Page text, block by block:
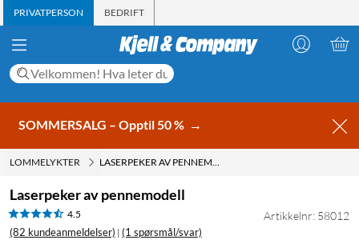
PRIVATPERSON BEDRIFT
SOMMERSALG – Opptil 50 % →
LOMMELYKTER LASERPEKER AV PENNEMODELL
Laserpeker av pennemodell
4.5
(82 kundeanmeldelser) | (1 spørsmål/svar)
Artikkelnr: 58012